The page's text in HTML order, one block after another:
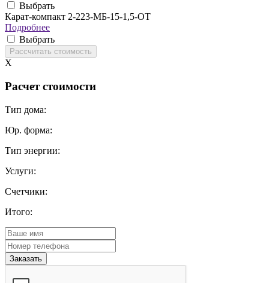
Выбрать
Карат-компакт 2-223-МБ-15-1,5-ОТ
Подробнее
Выбрать
X
Расчет стоимости
Тип дома:
Юр. форма:
Тип энергии:
Услуги:
Счетчики:
Итого: